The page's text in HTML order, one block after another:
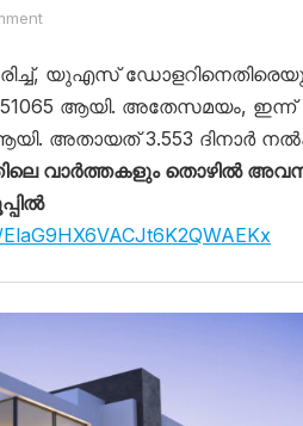
യുഎസ്
ആയി. അതേസമയം,
അതായത് 3.553 ദിനാർ
വാർത്തകളും തൊഴിൽ